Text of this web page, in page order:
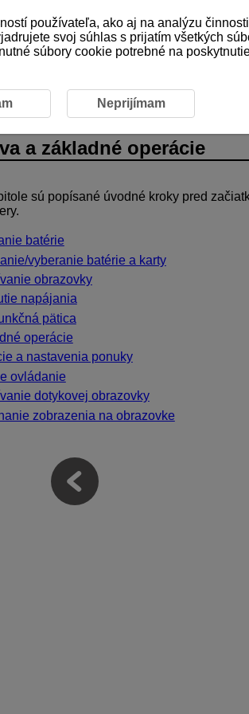
a základné operácie
sú popísané úvodné kroky pred
batérie
vyberanie batérie a karty
obrazovky
napájania
pätica
operácie
a nastavenia ponuky
ovládanie
dotykovej obrazovky
zobrazenia na obrazovke
používateľa, ako aj na analýzu
svoj súhlas s prijatím všetkých
súbory cookie potrebné na
Neprijímam